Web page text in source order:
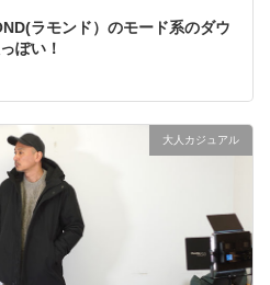
ラモンド）のモード系のダウ
ぽい！
大人カジュアル